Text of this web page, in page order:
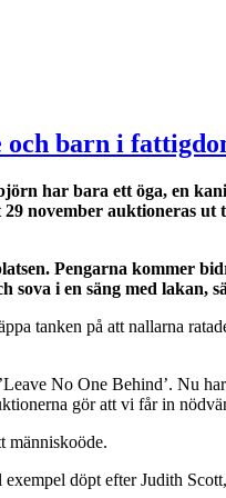
och barn i
har bara ett öga, en
november auktioneras
Pengarna kommer
sova i en säng med lakan, sä
tanken på att nallarna
No One Behind’. Nu
gör att vi får in
människoöde.
döpt efter Judith